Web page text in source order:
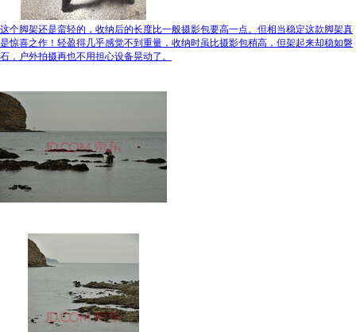
这个脚架还是蛮轻的，收纳后的长度比一般摄影包要高一点。但相当稳定这款脚架真
是惊喜之作！轻盈得几乎感觉不到重量，收纳时虽比摄影包稍高，但架起来却稳如磐
石，户外拍摄再也不用担心设备晃动了。